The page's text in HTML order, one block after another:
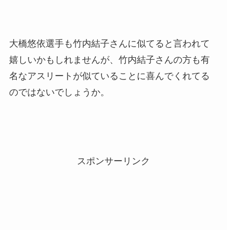
大橋悠依選手も竹内結子さんに似てると言われて
嬉しいかもしれませんが、竹内結子さんの方も有
名なアスリートが似ていることに喜んでくれてる
のではないでしょうか。
スポンサーリンク